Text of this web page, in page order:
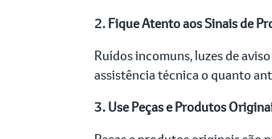
2. Fique Atento aos Sinais de
Ruídos incomuns, luzes de
assistência técnica o quanto
3. Use Peças e Produtos